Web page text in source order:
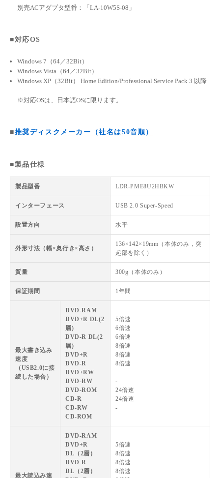
別売ACアダプタ型番：「LA-10W5S-08」
■対応OS
Windows 7（64／32Bit）
Windows Vista（64／32Bit）
Windows XP（32Bit） Home Edition/Professional Service Pack 3 以降
※対応OSは、日本語OSに限ります。
■推奨ディスクメーカー（社名は50音順）
■製品仕様
製品型番 LDR-PME8U2HBKW
インターフェース USB 2.0 Super-Speed
設置方向 水平
外形寸法（幅×奥行き×高さ）
136×142×19mm（本体のみ，突
起部を除く）
質量 300g（本体のみ）
保証期間 1年間
最大書き込み
速度
（USB2.0に接
続した場合）
DVD-RAM
DVD+R DL(2
層)
DVD-R DL(2
層)
DVD+R
DVD-R
DVD+RW
DVD-RW
DVD-ROM
CD-R
CD-RW
CD-ROM
5倍速
6倍速
6倍速
8倍速
8倍速
8倍速
-
-
24倍速
24倍速
-
最大読込み速
DVD-RAM
DVD+R
DL（2層）
DVD-R
DL（2層）
5倍速
8倍速
8倍速
8倍速